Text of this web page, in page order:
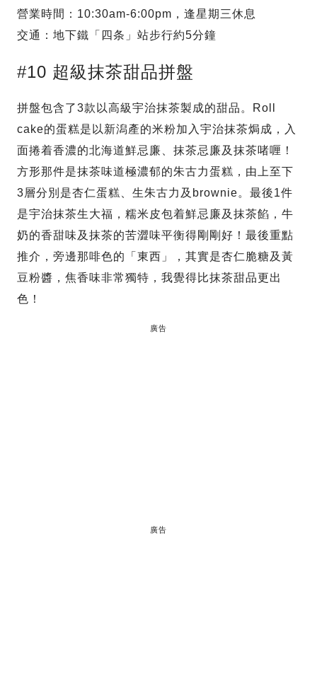
營業時間：10:30am-6:00pm，逢星期三休息
交通：地下鐵「四条」站步行約5分鐘
#10 超級抹茶甜品拼盤
拼盤包含了3款以高級宇治抹茶製成的甜品。Roll
cake的蛋糕是以新潟產的米粉加入宇治抹茶焗成，入
面捲着香濃的北海道鮮忌廉、抹茶忌廉及抹茶啫喱！
方形那件是抹茶味道極濃郁的朱古力蛋糕，由上至下
3層分別是杏仁蛋糕、生朱古力及brownie。最後1件
是宇治抹茶生大福，糯米皮包着鮮忌廉及抹茶餡，牛
奶的香甜味及抹茶的苦澀味平衡得剛剛好！最後重點
推介，旁邊那啡色的「東西」，其實是杏仁脆糖及黃
豆粉醬，焦香味非常獨特，我覺得比抹茶甜品更出
色！
廣告
廣告